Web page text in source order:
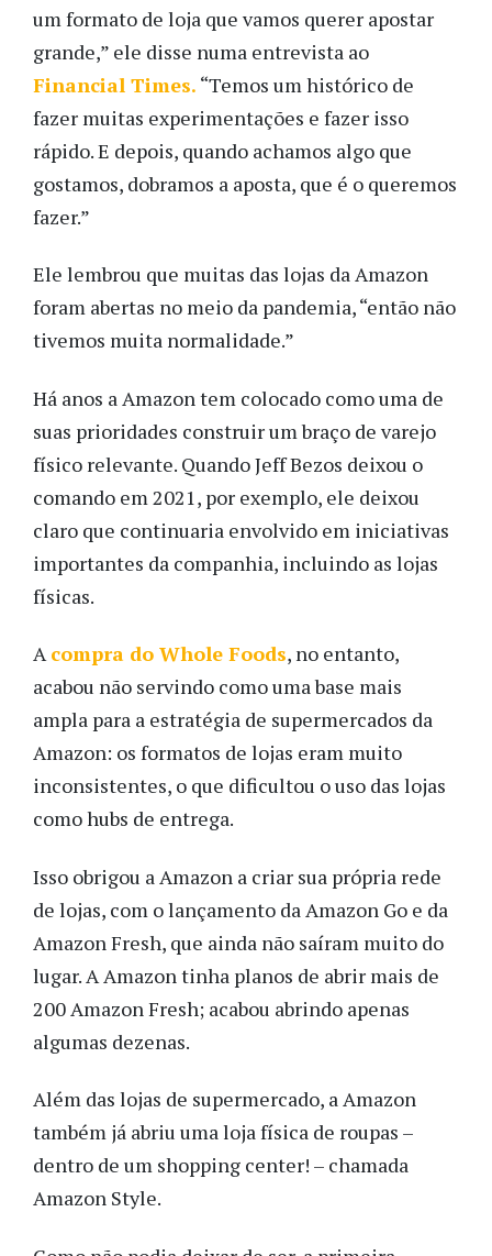
um formato de loja que vamos querer apostar
grande,” ele disse numa entrevista ao
Financial Times. “Temos um histórico de
fazer muitas experimentações e fazer isso
rápido. E depois, quando achamos algo que
gostamos, dobramos a aposta, que é o queremos
fazer.”
Ele lembrou que muitas das lojas da Amazon
foram abertas no meio da pandemia, “então não
tivemos muita normalidade.”
Há anos a Amazon tem colocado como uma de
suas prioridades construir um braço de varejo
físico relevante. Quando Jeff Bezos deixou o
comando em 2021, por exemplo, ele deixou
claro que continuaria envolvido em iniciativas
importantes da companhia, incluindo as lojas
físicas.
Acompra do Whole Foods, no entanto,
acabou não servindo como uma base mais
ampla para a estratégia de supermercados da
Amazon: os formatos de lojas eram muito
inconsistentes, o que dificultou o uso das lojas
como hubs de entrega.
Isso obrigou a Amazon a criar sua própria rede
de lojas, com o lançamento da Amazon Go e da
Amazon Fresh, que ainda não saíram muito do
lugar. A Amazon tinha planos de abrir mais de
200 Amazon Fresh; acabou abrindo apenas
algumas dezenas.
Além das lojas de supermercado, a Amazon
também já abriu uma loja física de roupas –
dentro de um shopping center! – chamada
Amazon Style.